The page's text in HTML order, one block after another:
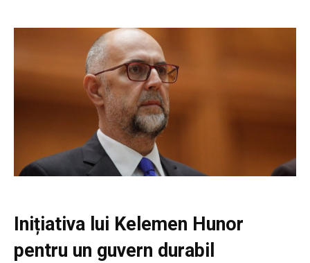
Inițiativa lui Kelemen Hunor
pentru un guvern durabil